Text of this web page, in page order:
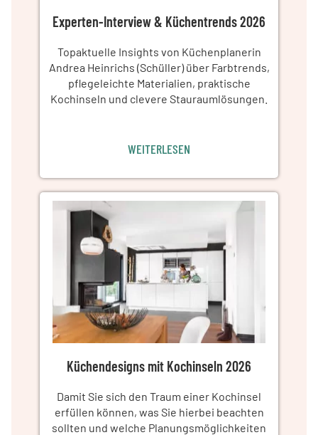
Experten-Interview & Küchentrends 2026
Topaktuelle Insights von Küchenplanerin
Andrea Heinrichs (Schüller) über Farbtrends,
pflegeleichte Materialien, praktische
Kochinseln und clevere Stauraumlösungen.
WEITERLESEN
Küchendesigns mit Kochinseln 2026
Damit Sie sich den Traum einer Kochinsel
erfüllen können, was Sie hierbei beachten
sollten und welche Planungsmöglichkeiten